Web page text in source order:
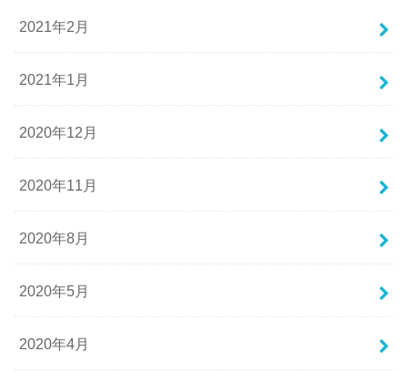
2021年2月
2021年1月
2020年12月
2020年11月
2020年8月
2020年5月
2020年4月